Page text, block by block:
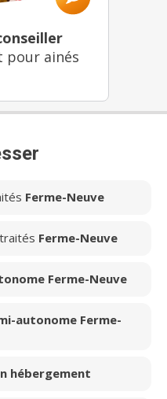
pour ainés
Ferme-Neuve
Ferme-Neuve
Ferme-Neuve
autonome Ferme-
hébergement